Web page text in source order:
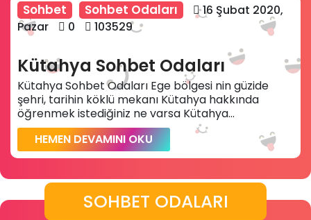
Sohbet Sohbet Odaları
16 Şubat 2020,
Pazar
0 103529
Kütahya Sohbet Odaları
Kütahya Sohbet Odaları Ege bölgesi nin güzide
şehri, tarihin köklü mekanı Kütahya hakkında
öğrenmek istediğiniz ne varsa Kütahya...
HEMEN DEVAMINI OKU
SOHBET ODALARI